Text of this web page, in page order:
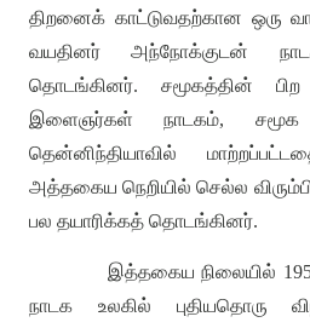
திறனைக் காட்டுவதற்கான ஒரு
வயதினர் அந்நோக்குடன்
தொடங்கினர். சமூகத்தின் பிற
இளைஞர்கள் நாடகம்,
தென்னிந்தியாவில்
அத்தகைய நெறியில் செல்ல
பல தயாரிக்கத் தொடங்கினர்.
இத்தகைய நிலையில்
நாடக உலகில் புதியதொரு